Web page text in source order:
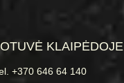
KLAIPĖDOJE
+370 646 64 140